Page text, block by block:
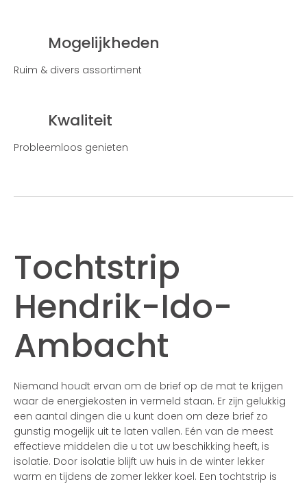
Mogelijkheden
Ruim & divers assortiment
Kwaliteit
Probleemloos genieten
Tochtstrip
Hendrik-Ido-
Ambacht
Niemand houdt ervan om de brief op de mat te krijgen
waar de energiekosten in vermeld staan. Er zijn gelukkig
een aantal dingen die u kunt doen om deze brief zo
gunstig mogelijk uit te laten vallen. Eén van de meest
effectieve middelen die u tot uw beschikking heeft, is
isolatie. Door isolatie blijft uw huis in de winter lekker
warm en tijdens de zomer lekker koel. Een tochtstrip is